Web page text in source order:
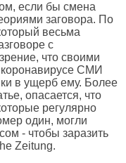
если бы смена
заговора. По
весьма
с
что своими
СМИ
в ущерб ему. Более
опасается, что
регулярно
один, могли
- чтобы заразить
Zeitung.